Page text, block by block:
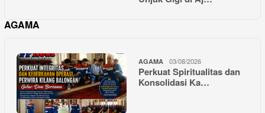
AGAMA
AGAMA 03/08/2026
Perkuat Spiritualitas dan
Konsolidasi Ka…